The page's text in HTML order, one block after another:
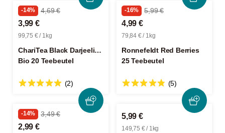
-14% 4,69 €
3,99 €
99,75 € / 1kg
ChariTea Black Darjeeling
Bio 20 Teebeutel
(2)
-16% 5,99 €
4,99 €
79,84 € / 1kg
Ronnefeldt Red Berries
25 Teebeutel
(5)
-14% 3,49 €
2,99 €
5,99 €
149,75 € / 1kg